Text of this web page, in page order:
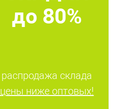
до 80%
распродажа склада
цены ниже оптовых!